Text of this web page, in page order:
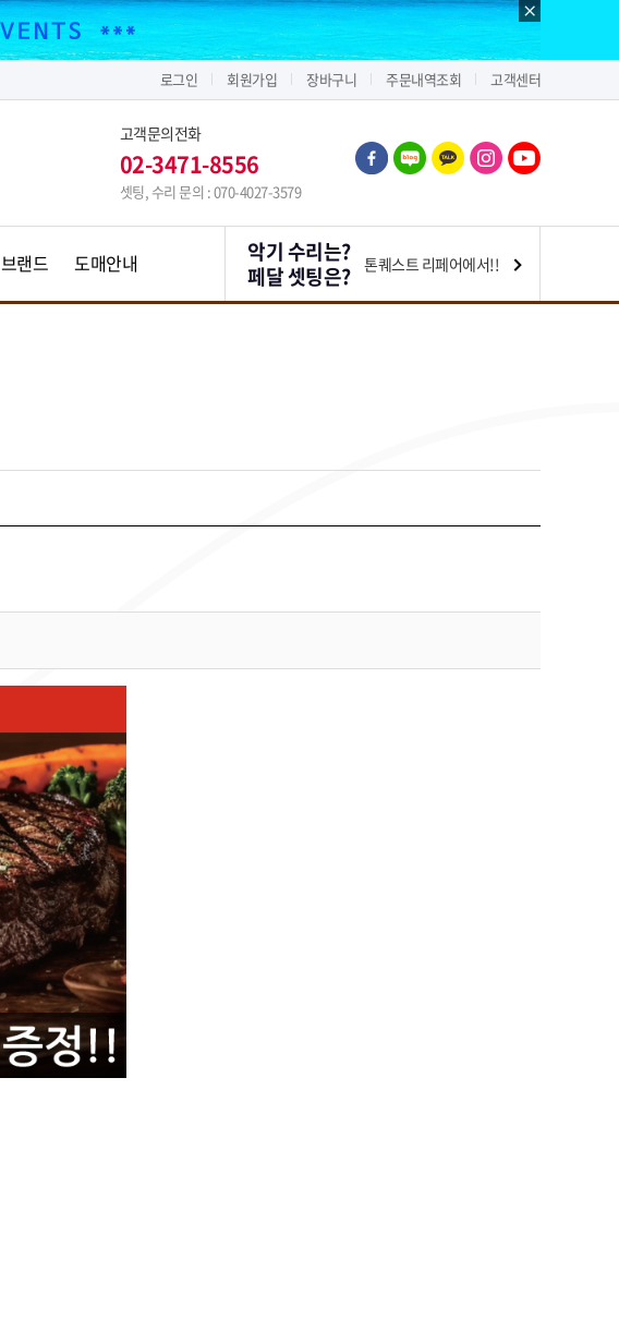
로그인 회원가입 장바구니 주문내역조회 고객센터
고객문의전화
02-3471-8556
셋팅, 수리 문의 : 070-4027-3579
브랜드 도매안내
악기 수리는?
페달 셋팅은?
톤퀘스트 리페어에서!!